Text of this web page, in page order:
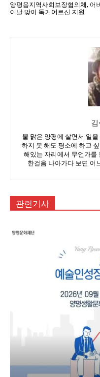
양평읍지역사회보장협의체, 어
이날 맞이 독거어르신 지원
물 맑은 양평에 살면서 일
하지 못 해도 평소에 하고
해있는 자리에서 무언가를
한걸음 나아가다 보면 어
관련기사